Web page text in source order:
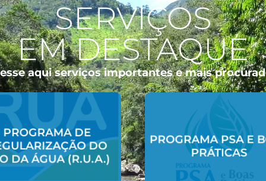
SERVIÇOS
EM DESTAQUE
aqui serviços importantes e mais
PROGRAMA DE
DO
DA ÁGUA (R.U.A.)
PROGRAMA DE
DO
DA ÁGUA (R.U.A.)
Acessar
PROGRAMA PSA E
PRÁTICAS
PROGRAMA PSA E
PRÁTICAS
Acessar